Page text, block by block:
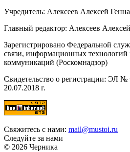
Учредитель: Алексеев Алексей
Главный редактор: Алексеев
Зарегистрировано Федеральной
связи, информационных технологий
коммуникаций (Роскомнадзор)
Свидетельство о регистрации: ЭЛ
20.07.2018 г.
Свяжитесь с нами: mail@mustoi.ru
Следуйте за нами
© 2026 Черника